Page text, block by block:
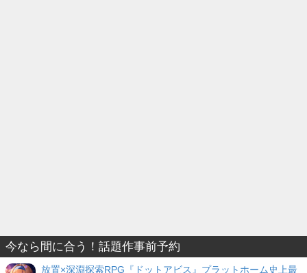
今なら間に合う！話題作事前予約
放置×深淵探索RPG『ドットアビス』プラットホーム史上最